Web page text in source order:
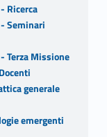
Ricerca
Seminari
Terza Missione
generale
emergenti